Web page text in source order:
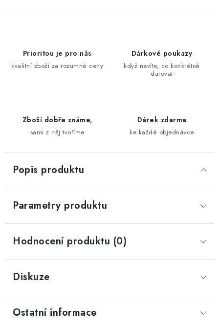
Prioritou je pro nás
kvalitní zboží za rozumné ceny
Dárkové poukazy
když nevíte, co konkrétně
darovat
Zboží dobře známe,
sami z něj tvoříme
Dárek zdarma
ke každé objednávce
Popis produktu
Parametry produktu
Hodnocení produktu (0)
Diskuze
Ostatní informace